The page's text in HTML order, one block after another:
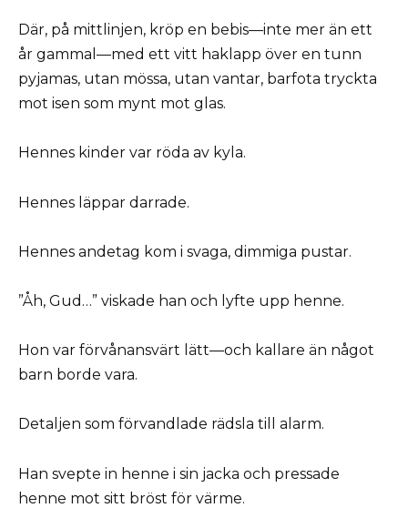
Där, på mittlinjen, kröp en bebis—inte mer än ett
år gammal—med ett vitt haklapp över en tunn
pyjamas, utan mössa, utan vantar, barfota tryckta
mot isen som mynt mot glas.
Hennes kinder var röda av kyla.
Hennes läppar darrade.
Hennes andetag kom i svaga, dimmiga pustar.
”Åh, Gud…” viskade han och lyfte upp henne.
Hon var förvånansvärt lätt—och kallare än något
barn borde vara.
Detaljen som förvandlade rädsla till alarm.
Han svepte in henne i sin jacka och pressade
henne mot sitt bröst för värme.